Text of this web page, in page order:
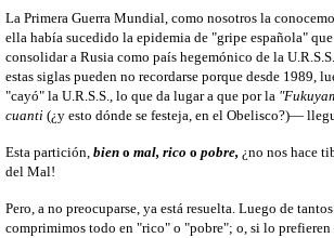
La Primera Guerra Mundial, como nosotros la
ella había sucedido la epidemia de "gripe española"
consolidar a Rusia como país hegemónico de la
estas siglas pueden no recordarse porque desde 1989,
"cayó" la U.R.S.S., lo que da lugar a que por la
cuanti (¿y esto dónde se festeja, en el Obelisco?)—
Esta partición, bien o mal, rico o pobre, ¿no nos hace
del Mal!
Pero, a no preocuparse, ya está resuelta. Luego de
comprimimos todo en "rico" o "pobre"; o, si lo